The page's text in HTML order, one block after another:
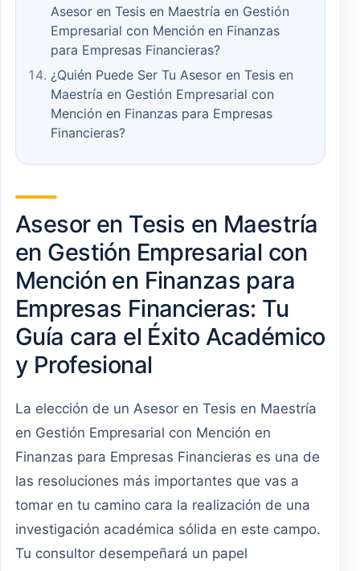
Asesor en Tesis en Maestría en Gestión
Empresarial con Mención en Finanzas
para Empresas Financieras?
¿Quién Puede Ser Tu Asesor en Tesis en
Maestría en Gestión Empresarial con
Mención en Finanzas para Empresas
Financieras?
Asesor en Tesis en Maestría
en Gestión Empresarial con
Mención en Finanzas para
Empresas Financieras: Tu
Guía cara el Éxito Académico
y Profesional
La elección de un Asesor en Tesis en Maestría
en Gestión Empresarial con Mención en
Finanzas para Empresas Financieras es una de
las resoluciones más importantes que vas a
tomar en tu camino cara la realización de una
investigación académica sólida en este campo.
Tu consultor desempeñará un papel